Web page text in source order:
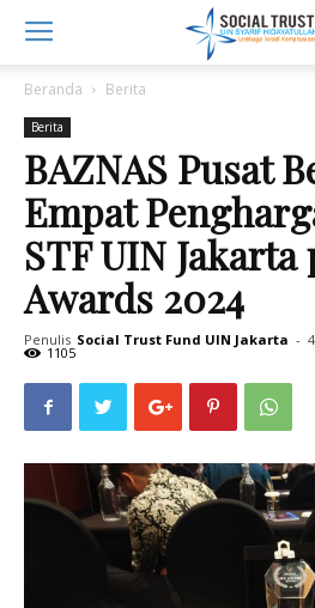
Beranda Berita
Berita
BAZNAS Pusat
Empat
STF UIN Jakarta
Awards 2024
Penulis Social Trust Fund UIN Jakarta -
1105